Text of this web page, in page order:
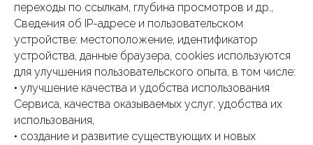
переходы по ссылкам, глубина просмотров и др.,
Сведения об IP-адресе и пользовательском
устройстве: местоположение, идентификатор
устройства, данные браузера, сookies используются
для улучшения пользовательского опыта, в том числе:
• улучшение качества и удобства использования
Сервиса, качества оказываемых услуг, удобства их
использования,
• создание и развитие существующих и новых